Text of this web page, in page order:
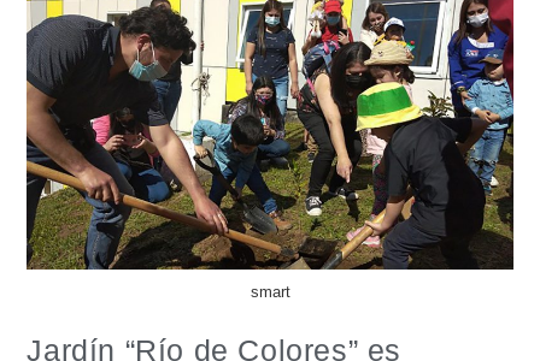
smart
Jardín “Río de Colores” es